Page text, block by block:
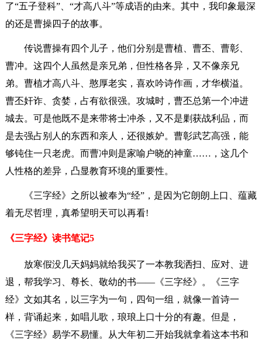
了“五子登科”、“才高八斗”等成语的由来。其中，我印象最深
的还是曹操四子的故事。
传说曹操有四个儿子，他们分别是曹植、曹丕、曹彰、
曹冲。这四个人虽然是亲兄弟，但性格各异，又不像亲兄
弟。曹植才高八斗、憨厚老实，喜欢吟诗作画，才华横溢。
曹丕奸诈、贪婪，占有欲很强。攻城时，曹丕总第一个冲进
城去。可是他既不是来带将士冲杀，又不是剿获战利品，而
是去强占别人的东西和亲人，还很嫉妒。曹彰武艺高强，能
够钝住一只老虎。而曹冲则是家喻户晓的神童……，这几个
人性格的差异，凸显教育环境的重要性。
《三字经》之所以被奉为“经”，是因为它朗朗上口、蕴藏
着无尽哲理，真希望明天可以再看!
《三字经》读书笔记5
放寒假没几天妈妈就给我买了一本教我洒扫、应对、进
退，帮我学习、尊长、敬幼的书——《三字经》。《三字
经》文如其名，以三字为一句，四句一组，就像一首诗一
样，背诵起来，如唱儿歌，琅琅上口十分的有趣。但是，
《三字经》易学不易懂。从大年初二开始我就拿着这本书和